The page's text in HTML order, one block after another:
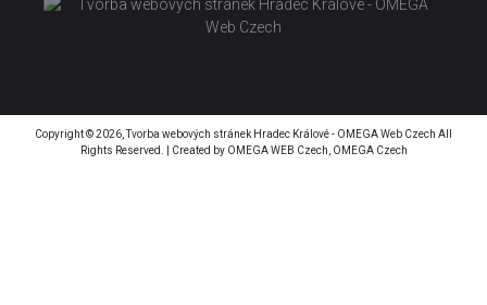
Copyright © 2026,Tvorba webových stránek Hradec Králové - OMEGA Web Czech All
Rights Reserved. | Created by OMEGA WEB Czech, OMEGA Czech